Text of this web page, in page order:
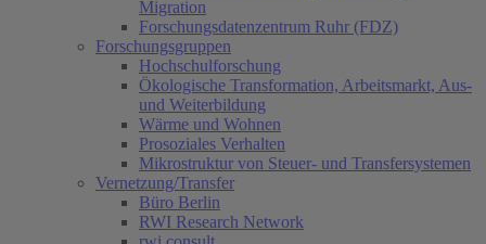
Migration
Forschungsdatenzentrum Ruhr (FDZ)
Forschungsgruppen
Hochschulforschung
Ökologische Transformation, Arbeitsmarkt, Aus-
und Weiterbildung
Wärme und Wohnen
Prosoziales Verhalten
Mikrostruktur von Steuer- und Transfersystemen
Vernetzung/Transfer
Büro Berlin
RWI Research Network